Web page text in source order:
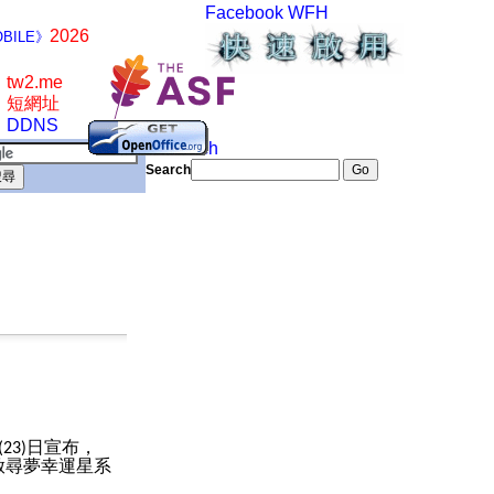
》 2026
tw2.me
短網址
DDNS
Facebook WFH
(23) 日宣布，
夢幸運星系
Search
Search